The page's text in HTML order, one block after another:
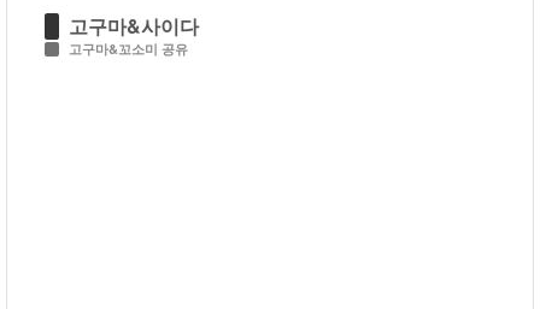
고구마&사이다
고구마&꼬소미 공유